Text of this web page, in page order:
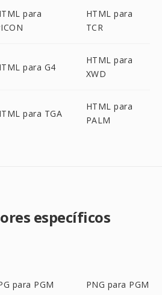
para
HTML para
TCR
para G4
HTML para
XWD
para TGA
HTML para
PALM
específicos
para PGM PNG para PGM